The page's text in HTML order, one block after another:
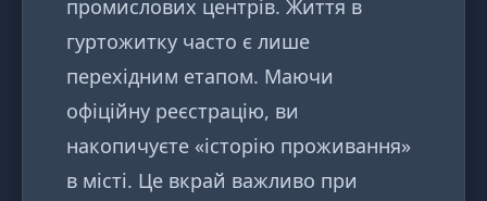
промислових центрів. Життя в
гуртожитку часто є лише
перехідним етапом. Маючи
офіційну реєстрацію, ви
накопичуєте «історію проживання»
в місті. Це вкрай важливо при